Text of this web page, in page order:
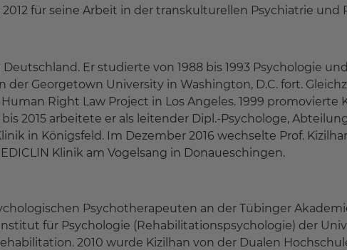
für seine Arbeit in der transkulturellen Psychiatrie und
Er studierte von 1988 bis 1993 Psychologie
der Georgetown University in Washington, D.C. fort.
Right Law Project in Los Angeles. 1999 promovierte
2015 arbeitete er als leitender Dipl.-Psychologe,
in Königsfeld. Im Dezember 2016 wechselte Prof.
Klinik am Vogelsang in Donaueschingen.
Psychotherapeuten an der Tübinger
für Psychologie (Rehabilitationspsychologie) der
2010 wurde Kizilhan von der Dualen